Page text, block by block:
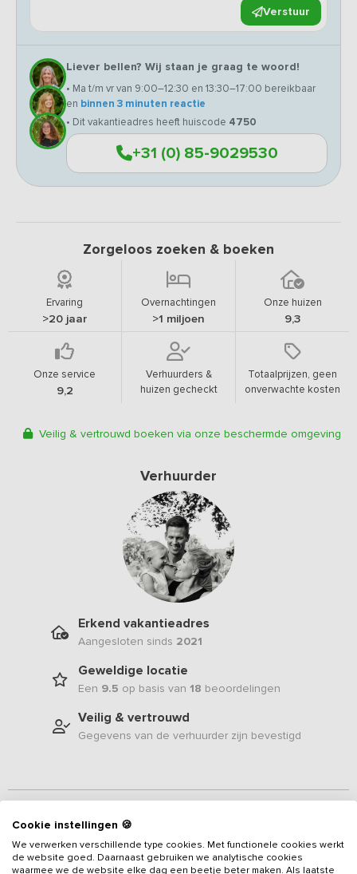
Verstuur
Liever bellen? Wij staan je graag te woord!
• Ma t/m vr van 9:00–12:30 en 13:30–17:00 bereikbaar
en binnen 3 minuten reactie
• Dit vakantieadres heeft huiscode 4750
+31 (0) 85-9029530
Zorgeloos zoeken & boeken
Ervaring
>20 jaar
Overnachtingen
>1 miljoen
Onze huizen
9,3
Onze service
9,2
Verhuurders &
huizen gecheckt
Totaalprijzen, geen
onverwachte kosten
Veilig & vertrouwd boeken via onze beschermde omgeving
Verhuurder
Erkend vakantieadres
Aangesloten sinds 2021
Geweldige locatie
Een 9.5 op basis van 18 beoordelingen
Veilig & vertrouwd
Gegevens van de verhuurder zijn bevestigd
Deze Twentse boerderij is verbouwd tot een schitterend luxe
vakantiehuis voor 12 personen voorzien van 5 slaapkamers en 5
Cookie instellingen 🍪
We verwerken verschillende type cookies. Met functionele cookies werkt
de website goed. Daarnaast gebruiken we analytische cookies
waarmee we de website elke dag een beetje beter maken. Als laatste